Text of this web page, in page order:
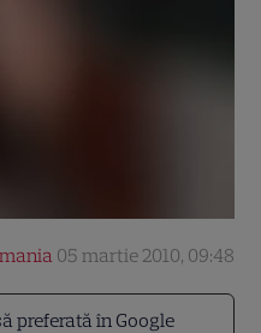
preferată în Google
05 martie 2010, 09:48